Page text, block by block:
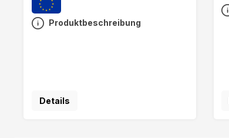
Produktbeschreibung
Details